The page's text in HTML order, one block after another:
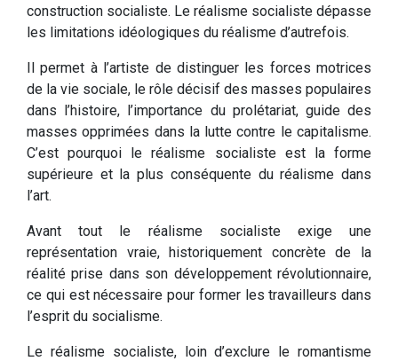
construction socialiste. Le réalisme socialiste dépasse
les limitations idéologiques du réalisme d’autrefois.
Il permet à l’artiste de distinguer les forces motrices
de la vie sociale, le rôle décisif des masses populaires
dans l’histoire, l’importance du prolétariat, guide des
masses opprimées dans la lutte contre le capitalisme.
C’est pourquoi le réalisme socialiste est la forme
supérieure et la plus conséquente du réalisme dans
l’art.
Avant tout le réalisme socialiste exige une
représentation vraie, historiquement concrète de la
réalité prise dans son développement révolutionnaire,
ce qui est nécessaire pour former les travailleurs dans
l’esprit du socialisme.
Le réalisme socialiste, loin d’exclure le romantisme